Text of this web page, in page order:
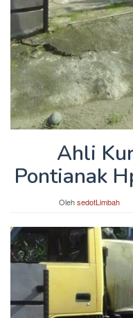
Ahli
Pontianak
OlehsedotLimbah